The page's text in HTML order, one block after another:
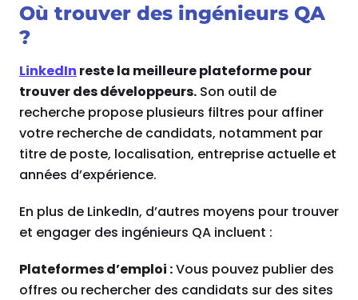
Où trouver des ingénieurs QA
?
LinkedIn reste la meilleure plateforme pour
trouver des développeurs. Son outil de
recherche propose plusieurs filtres pour affiner
votre recherche de candidats, notamment par
titre de poste, localisation, entreprise actuelle et
années d’expérience.
En plus de LinkedIn, d’autres moyens pour trouver
et engager des ingénieurs QA incluent :
Plateformes d’emploi :Vous pouvez publier des
offres ou rechercher des candidats sur des sites